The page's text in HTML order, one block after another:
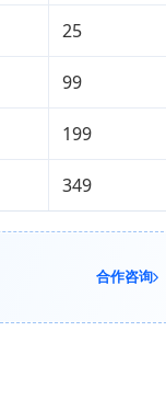
25
99
199
349
合作咨询